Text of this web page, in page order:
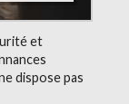
et
dispose pas